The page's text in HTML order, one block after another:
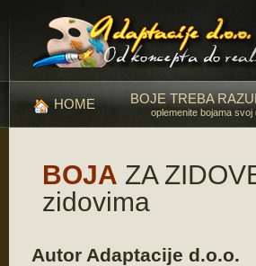
HOME BOJE TREBA
oplemenite bojama svoj
BOJA ZA
zidovima
Autor Adaptacije d.o.o.